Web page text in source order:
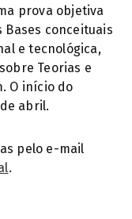
prova objetiva
Bases conceituais
e tecnológica,
Teorias e
O início do
abril.
pelo e-mail
.